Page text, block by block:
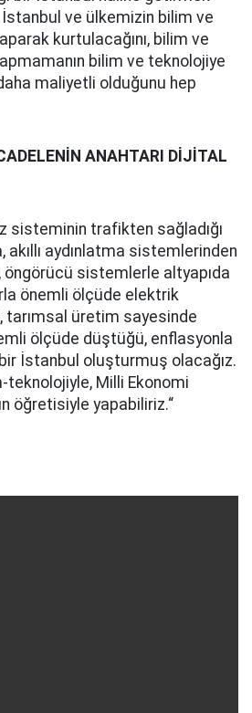
ve ülkemizin bilim ve
kurtulacağını, bilim ve
bilim ve teknolojiye
maliyetli olduğunu hep
ANAHTARI DİJİTAL
sisteminin trafikten sağladığı
aydınlatma sistemlerinden
öngörücü sistemlerle altyapıda
önemli ölçüde elektrik
tarımsal üretim sayesinde
ölçüde düştüğü, enflasyonla
İstanbul oluşturmuş olacağız.
teknolojiyle, Milli Ekonomi
öğretisiyle yapabiliriz.“